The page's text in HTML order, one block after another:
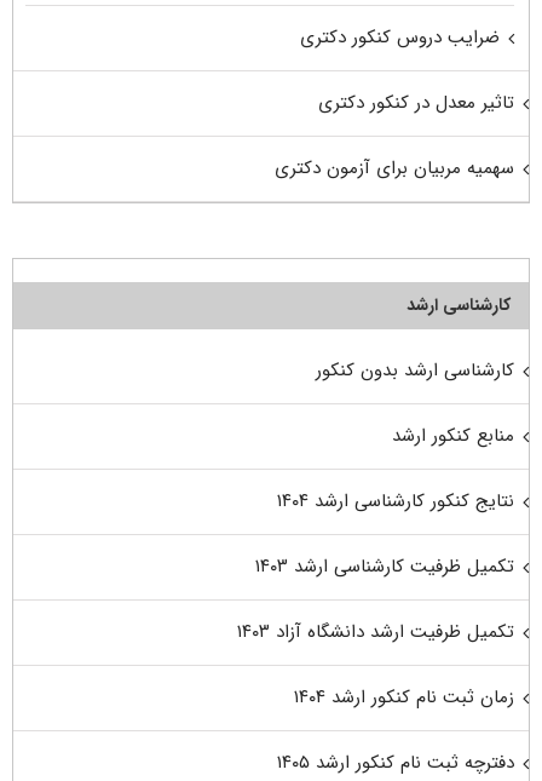
ضرایب دروس کنکور دکتری
تاثیر معدل در کنکور دکتری
سهمیه مربیان برای آزمون دکتری
کارشناسی ارشد
کارشناسی ارشد بدون کنکور
منابع کنکور ارشد
نتایج کنکور کارشناسی ارشد ۱۴۰۴
تکمیل ظرفیت کارشناسی ارشد ۱۴۰۳
تکمیل ظرفیت ارشد دانشگاه آزاد ۱۴۰۳
زمان ثبت نام کنکور ارشد ۱۴۰۴
دفترچه ثبت نام کنکور ارشد ۱۴۰۵